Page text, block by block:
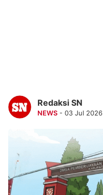
Redaksi SN
NEWS - 03 Jul 2026